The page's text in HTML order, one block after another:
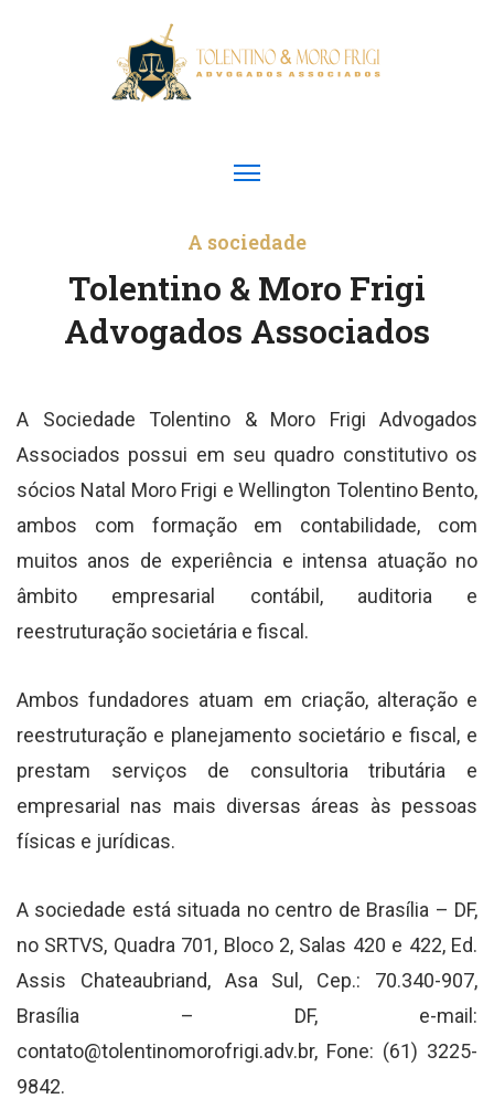
A sociedade
Tolentino & Moro Frigi
Advogados Associados
A Sociedade Tolentino & Moro Frigi Advogados
Associados possui em seu quadro constitutivo os
sócios Natal Moro Frigi e Wellington Tolentino Bento,
ambos com formação em contabilidade, com
muitos anos de experiência e intensa atuação no
âmbito empresarial contábil, auditoria e
reestruturação societária e fiscal.
Ambos fundadores atuam em criação, alteração e
reestruturação e planejamento societário e fiscal, e
prestam serviços de consultoria tributária e
empresarial nas mais diversas áreas às pessoas
físicas e jurídicas.
A sociedade está situada no centro de Brasília – DF,
no SRTVS, Quadra 701, Bloco 2, Salas 420 e 422, Ed.
Assis Chateaubriand, Asa Sul, Cep.: 70.340-907,
Brasília – DF, e-mail:
contato@tolentinomorofrigi.adv.br, Fone: (61) 3225-
9842.